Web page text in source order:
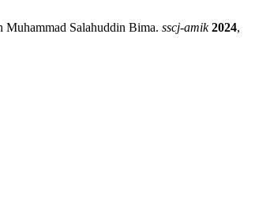
Salahuddin Bima. sscj-amik 2024,